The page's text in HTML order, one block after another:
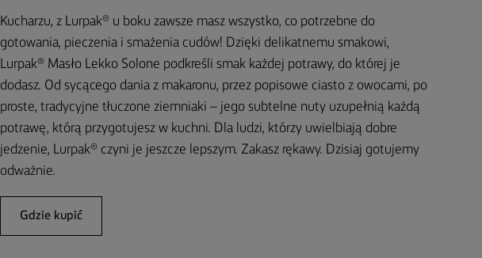
Kucharzu, z Lurpak® u boku zawsze masz wszystko, co potrzebne do
gotowania, pieczenia i smażenia cudów! Dzięki delikatnemu smakowi,
Lurpak® Masło Lekko Solone podkreśli smak każdej potrawy, do której je
dodasz. Od sycącego dania z makaronu, przez popisowe ciasto z owocami, po
proste, tradycyjne tłuczone ziemniaki – jego subtelne nuty uzupełnią każdą
potrawę, którą przygotujesz w kuchni. Dla ludzi, którzy uwielbiają dobre
jedzenie, Lurpak® czyni je jeszcze lepszym. Zakasz rękawy. Dzisiaj gotujemy
odważnie.
Gdzie kupić